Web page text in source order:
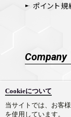
Cookieについて
当サイトでは、お客
を使用しています。
ポイント規
Company
採用情報